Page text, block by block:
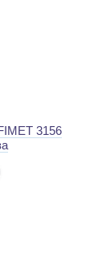
3156